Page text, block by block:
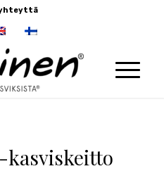
kasviskeitto